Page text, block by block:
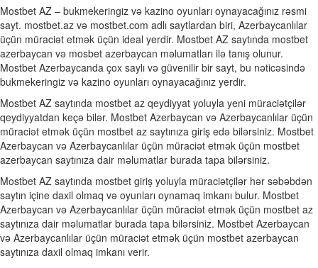
Mostbet AZ – bukmekeringiz və kazino oyunları oynayacağınız rəsmi
sayt. mostbet.az və mostbet.com adlı saytlardan biri, Azerbaycanlılar
üçün müraciət etmək üçün ideal yerdir. Mostbet AZ saytında mostbet
azerbaycan və mosbet azerbaycan məlumatları ilə tanış olunur.
Mostbet Azerbaycanda çox saylı və güvenilir bir sayt, bu nəticəsində
bukmekeringiz və kazino oyunları oynayacağınız yerdir.
Mostbet AZ saytında mostbet az qeydiyyat yoluyla yeni müraciətçilər
qeydiyyatdan keçə bilər. Mostbet Azerbaycan və Azerbaycanlılar üçün
müraciət etmək üçün mostbet az saytınıza giriş edə bilərsiniz. Mostbet
Azerbaycan və Azerbaycanlılar üçün müraciət etmək üçün mostbet
azerbaycan saytınıza dair məlumatlar burada tapa bilərsiniz.
Mostbet AZ saytında mostbet giriş yoluyla müraciətçilər hər səbəbdən
saytın içine daxil olmaq və oyunları oynamaq imkanı bulur. Mostbet
Azerbaycan və Azerbaycanlılar üçün müraciət etmək üçün mostbet az
saytınıza dair məlumatlar burada tapa bilərsiniz. Mostbet Azerbaycan
və Azerbaycanlılar üçün müraciət etmək üçün mostbet azerbaycan
saytınıza daxil olmaq imkanı verir.